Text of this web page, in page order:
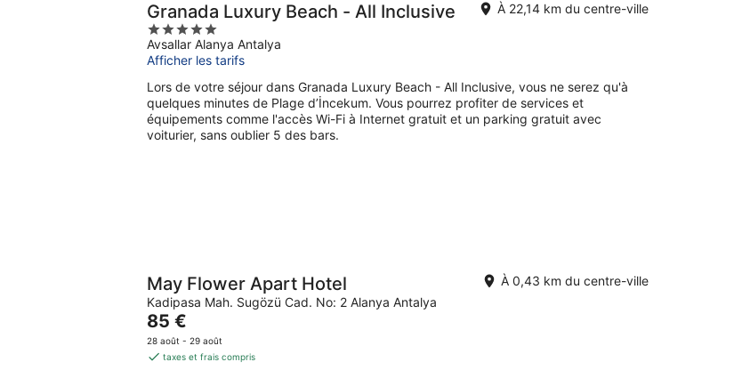
Granada Luxury Beach - All Inclusive
5
out
of
5
Avsallar Alanya Antalya
À 22,14 km du centre-ville
Afficher les tarifs
Lors de votre séjour dans Granada Luxury Beach - All Inclusive, vous ne serez qu'à
quelques minutes de Plage d’İncekum. Vous pourrez profiter de services et
équipements comme l'accès Wi-Fi à Internet gratuit et un parking gratuit avec
voiturier, sans oublier 5 des bars.
May Flower Apart Hotel
Kadipasa Mah. Sugözü Cad. No: 2 Alanya Antalya
À 0,43 km du centre-ville
Le
prix
est
85 €
28 août - 29 août
taxes et frais compris